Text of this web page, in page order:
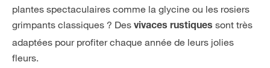
plantes spectaculaires comme la glycine ou les rosiers
grimpants classiques ? Des vivaces rustiques sont très
adaptées pour profiter chaque année de leurs jolies
fleurs.